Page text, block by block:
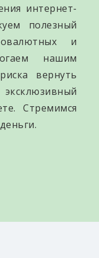
интернет-
полезный
и
нашим
вернуть
Стремимся